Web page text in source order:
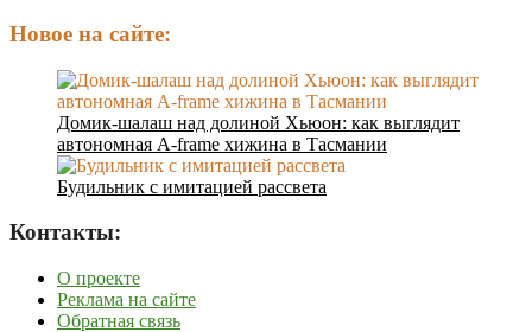
Новое на сайте:
Домик-шалаш над долиной Хьюон: как выглядит
автономная A-frame хижина в Тасмании
Будильник с имитацией рассвета
Контакты:
О проекте
Реклама на сайте
Обратная связь